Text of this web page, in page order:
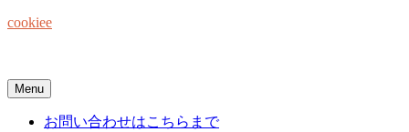
Skip
cookiee
Menu
お問い合わせはこちらまで